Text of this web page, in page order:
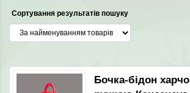
Сортування результатів пошуку
Бочка-бідон